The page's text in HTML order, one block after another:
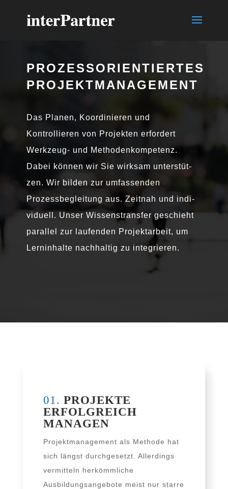
PROZESSORIENTIERTES
PROJEKTMANAGEMENT
Das Planen, Koordinieren und
Kontrollieren von Projekten erfor­dert
Werkzeug- und Methodenkompetenz.
Dabei kön­nen wir Sie wirk­sam unter­stüt­
zen. Wir bil­den zur umfas­sen­den
Prozessbegleitung aus. Zeitnah und indi­
vi­du­ell. Unser Wissenstransfer geschieht
par­al­lel zur lau­fen­den Projektarbeit, um
Lerninhalte nach­hal­tig zu integrieren.
01. PROJEKTE
ERFOLGREICH
MANAGEN
Projektmanagement als Methode hat
sich längst durch­ge­setzt. Allerdings
ver­mit­teln her­kömm­li­che
Ausbildungsangebote meist nur star­re